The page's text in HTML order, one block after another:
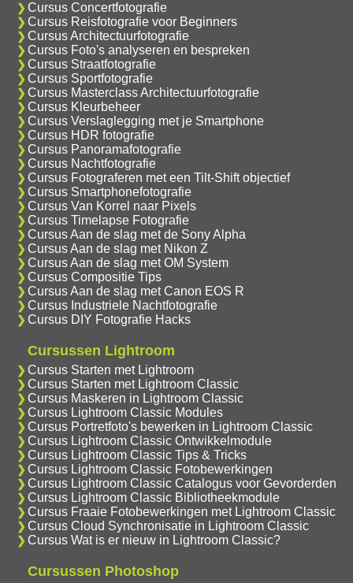
Cursus Concertfotografie
Cursus Reisfotografie voor Beginners
Cursus Architectuurfotografie
Cursus Foto's analyseren en bespreken
Cursus Straatfotografie
Cursus Sportfotografie
Cursus Masterclass Architectuurfotografie
Cursus Kleurbeheer
Cursus Verslaglegging met je Smartphone
Cursus HDR fotografie
Cursus Panoramafotografie
Cursus Nachtfotografie
Cursus Fotograferen met een Tilt-Shift objectief
Cursus Smartphonefotografie
Cursus Van Korrel naar Pixels
Cursus Timelapse Fotografie
Cursus Aan de slag met de Sony Alpha
Cursus Aan de slag met Nikon Z
Cursus Aan de slag met OM System
Cursus Compositie Tips
Cursus Aan de slag met Canon EOS R
Cursus Industriele Nachtfotografie
Cursus DIY Fotografie Hacks
Cursussen Lightroom
Cursus Starten met Lightroom
Cursus Starten met Lightroom Classic
Cursus Maskeren in Lightroom Classic
Cursus Lightroom Classic Modules
Cursus Portretfoto's bewerken in Lightroom Classic
Cursus Lightroom Classic Ontwikkelmodule
Cursus Lightroom Classic Tips & Tricks
Cursus Lightroom Classic Fotobewerkingen
Cursus Lightroom Classic Catalogus voor Gevorderden
Cursus Lightroom Classic Bibliotheekmodule
Cursus Fraaie Fotobewerkingen met Lightroom Classic
Cursus Cloud Synchronisatie in Lightroom Classic
Cursus Wat is er nieuw in Lightroom Classic?
Cursussen Photoshop